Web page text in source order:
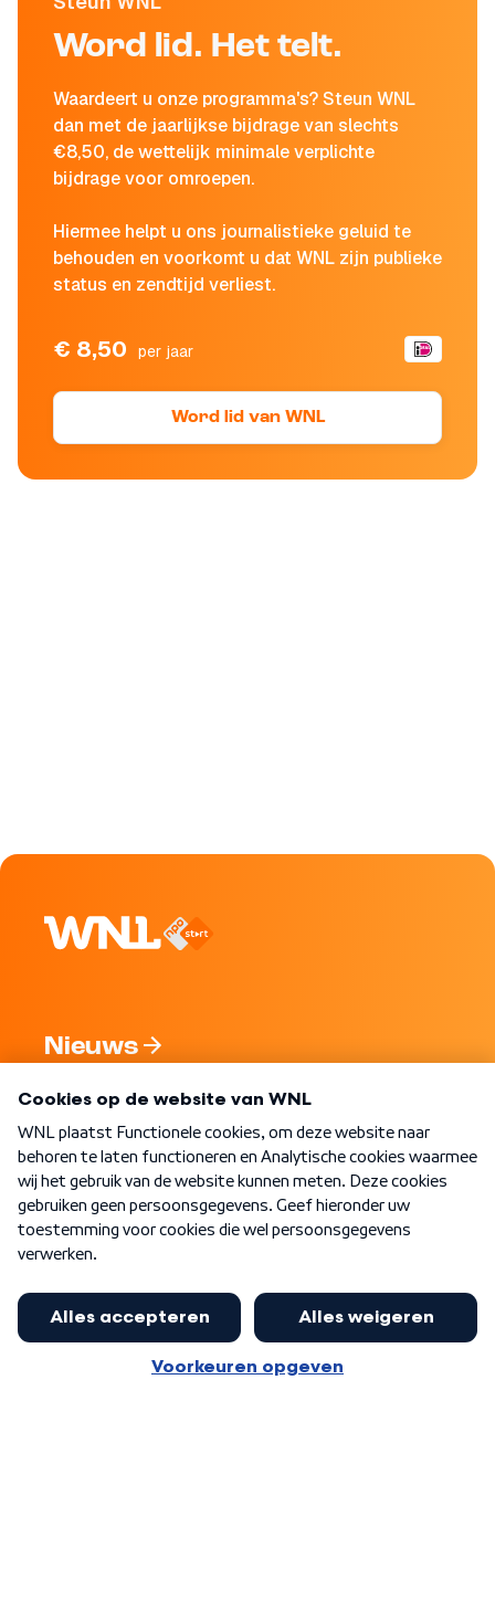
Word lid. Het telt.
Waardeert u onze programma's? Steun WNL
dan met de jaarlijkse bijdrage van slechts
€8,50, de wettelijk minimale verplichte
bijdrage voor omroepen.
Hiermee helpt u ons journalistieke geluid te
behouden en voorkomt u dat WNL zijn publieke
status en zendtijd verliest.
€ 8,50 per jaar
Word lid van WNL
Nieuws
Nieuwsbrief
Word Lid